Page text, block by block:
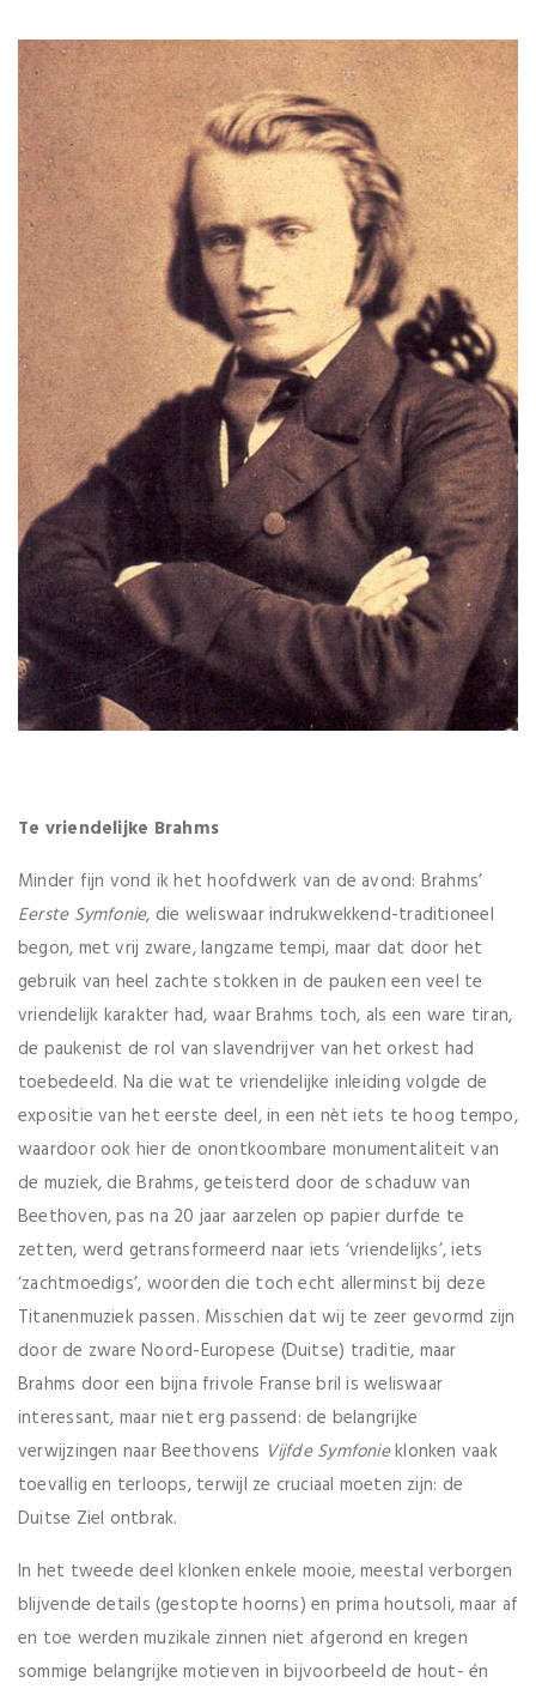
Te vriendelijke Brahms
Minder fijn vond ik het hoofdwerk van de avond: Brahms’
Eerste Symfonie, die weliswaar indrukwekkend-traditioneel
begon, met vrij zware, langzame tempi, maar dat door het
gebruik van heel zachte stokken in de pauken een veel te
vriendelijk karakter had, waar Brahms toch, als een ware tiran,
de paukenist de rol van slavendrijver van het orkest had
toebedeeld. Na die wat te vriendelijke inleiding volgde de
expositie van het eerste deel, in een nèt iets te hoog tempo,
waardoor ook hier de onontkoombare monumentaliteit van
de muziek, die Brahms, geteisterd door de schaduw van
Beethoven, pas na 20 jaar aarzelen op papier durfde te
zetten, werd getransformeerd naar iets ‘vriendelijks’, iets
‘zachtmoedigs’, woorden die toch echt allerminst bij deze
Titanenmuziek passen. Misschien dat wij te zeer gevormd zijn
door de zware Noord-Europese (Duitse) traditie, maar
Brahms door een bijna frivole Franse bril is weliswaar
interessant, maar niet erg passend: de belangrijke
verwijzingen naar Beethovens Vijfde Symfonieklonken vaak
toevallig en terloops, terwijl ze cruciaal moeten zijn: de
Duitse Ziel ontbrak.
In het tweede deel klonken enkele mooie, meestal verborgen
blijvende details (gestopte hoorns) en prima houtsoli, maar af
en toe werden muzikale zinnen niet afgerond en kregen
sommige belangrijke motieven in bijvoorbeeld de hout- én